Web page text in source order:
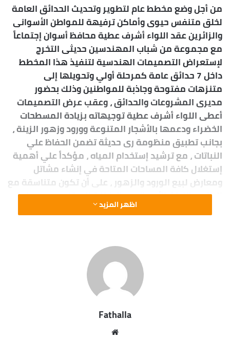
من أجل وضع مخطط عام لتطوير وتحديث الحدائق العامة
لخلق متنفس حيوى وأماكن ترفيهة للمواطن الأسوانى
والزائرين عقد اللواء أشرف عطية محافظ أسوان إجتماعاً
مع مجموعة من شباب المهندسين حديثى التخرج
لإستعراض التصميمات الهندسية لتنفيذ هذا المخطط
داخل 7 حدائق عامة كمرحلة أولي وتحويلها إلى
متنزهات مفتوحة وجاذبة للمواطنين وذلك بحضور
مديرى المشروعات والحدائق ، وعقب عرض التصميمات
أعطى اللواء أشرف عطية توجيهاته بزيادة المسطحات
الخضراء ودعمها بالأشجار المتنوعة وورود وزهور الزينة ،
بجانب تطبيق منظومة رى حديثة تضمن الحفاظ علي
النباتات ، مع ترشيد إستخدام المياه ، مؤكداً علي أهمية
إستغلال كافة المساحات المتاحة في إنشاء مشاتل
ومعارض لبيع الورود والزهور ، على أن تكون متناسقة مع
الطابع والتراث الأسواني ، بالإضافة إلى تخصيص مساحة
بإحدى هذه المتنزهات لإقامة سينما السيارات لتكون
أطفال ودورات مياه عمومية ، فضلاً عن كرافانات لتوفير
المشروبات والوجبات الجاهزة .. وكشف محافظ أسوان
بأنه فور إعتماد هذا المخطط العام لتطوير الحدائق
والمتنزهات سيتم توفير الإعتمادات المالية للبدء في
ويمتد تدريجياً لباقي المدن .
اظهر المزيد
Fathalla